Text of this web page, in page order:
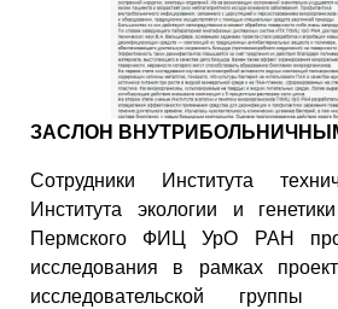
ЗАСЛОН
Сотрудники Института
Института экологии и
Пермского ФИЦ УрО РАН
исследования в рамках
исследовательской